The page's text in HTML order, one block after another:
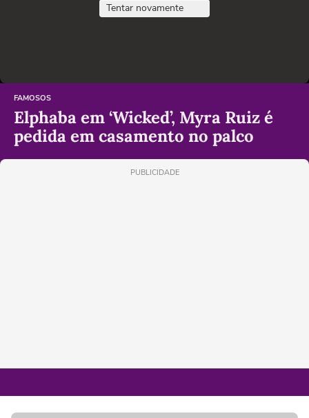
Tentar novamente
FAMOSOS
Elphaba em ‘Wicked’, Myra Ruiz é
pedida em casamento no palco
PUBLICIDADE